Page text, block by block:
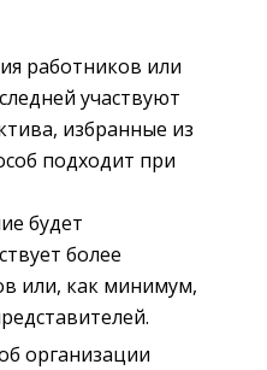
работников или
участвуют
избранные из
подходит при
будет
более
или, как минимум,
организации